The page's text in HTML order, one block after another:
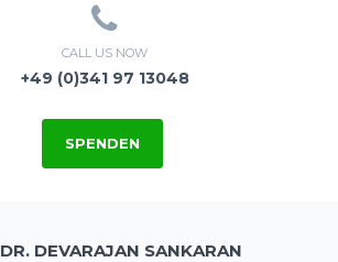
CALL US NOW
+49 (0)341 97 13048
SPENDEN
DEVARAJAN SANKARAN